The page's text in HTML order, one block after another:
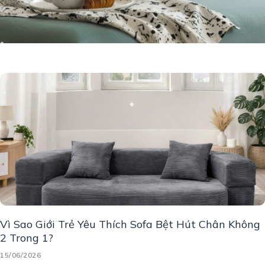
Vì Sao Giới Trẻ Yêu Thích Sofa Bệt Hút Chân Không
2 Trong 1?
15/06/2026